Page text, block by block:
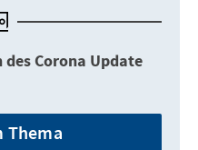
des Corona Update
Thema